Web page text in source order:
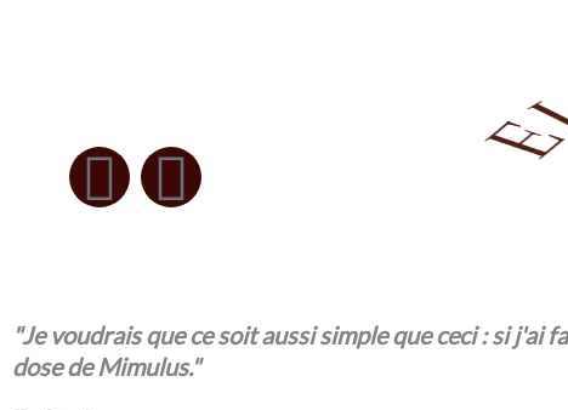
u
b
n
r
"Je voudrais que ce soit aussi simple que ceci : si j'ai
dose de Mimulus."